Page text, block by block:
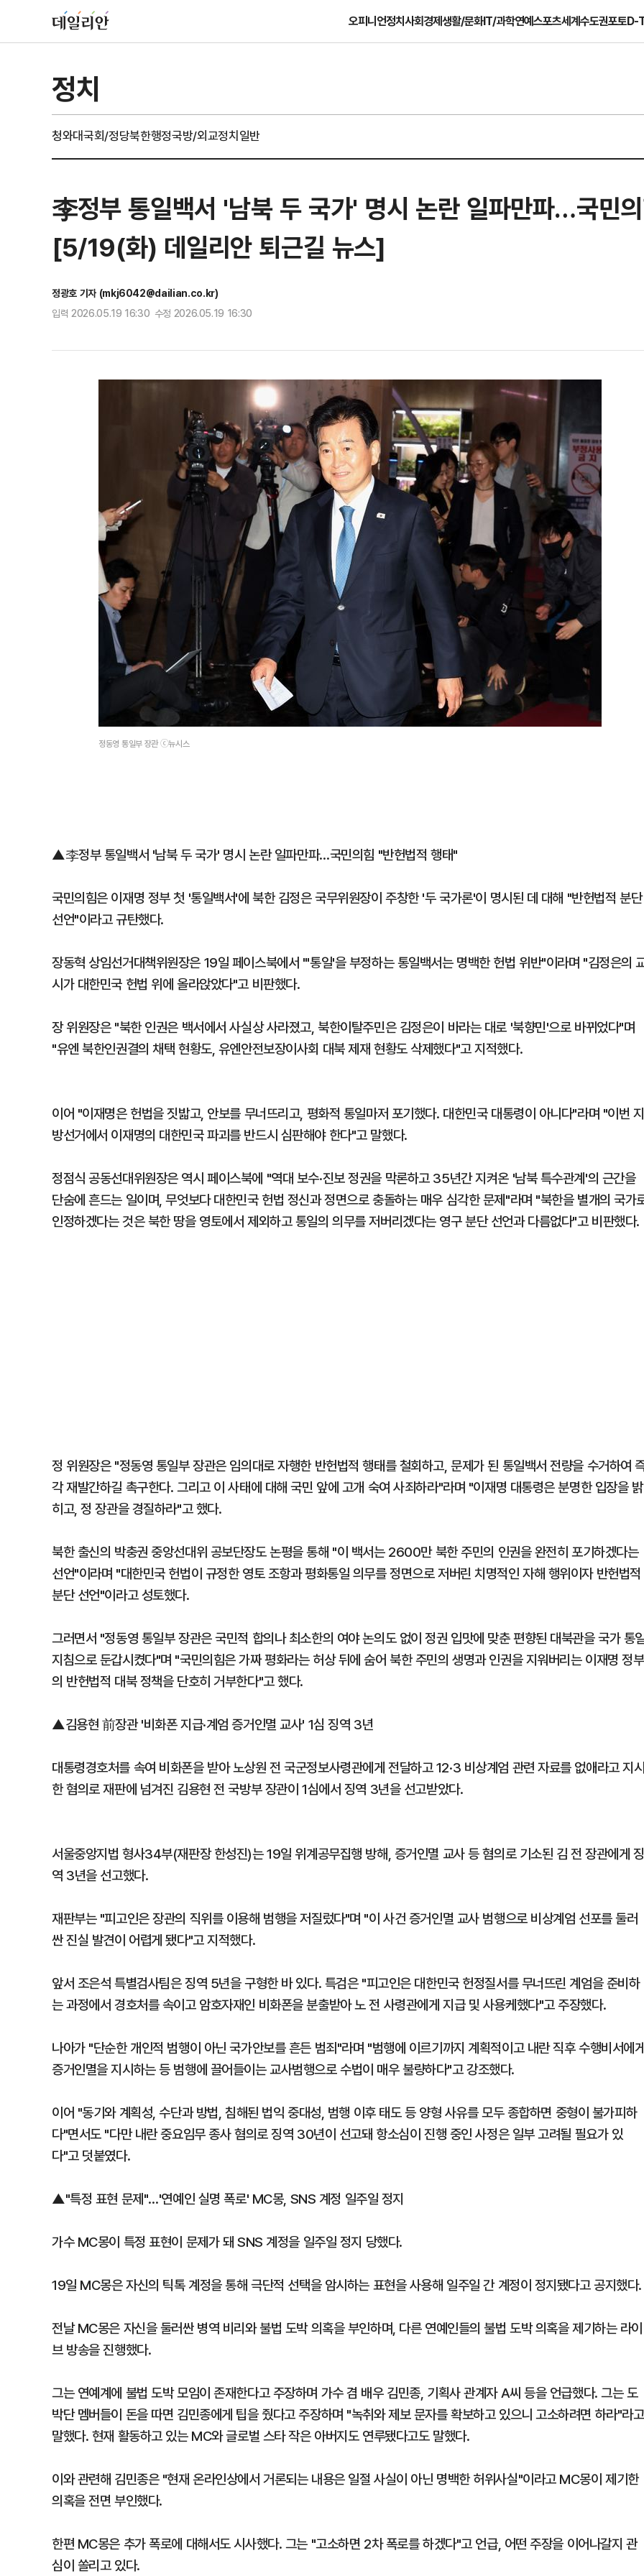
오피니언정치사회경제생활/문화IT/과학연예스포츠세계수도권포토D-
정치
청와대국회/정당북한행정국방/외교정치일반
李정부 통일백서 '남북 두 국가' 명시 논란 일파만파…국민
[5/19(화) 데일리안 퇴근길 뉴스]
정광호 기자 (mkj6042@dailian.co.kr)
입력 2026.05.19 16:30 수정 2026.05.19 16:30
정동영 통일부 장관 ⓒ뉴시스
▲李정부 통일백서 '남북 두 국가' 명시 논란 일파만파…국민의힘 "반헌법적 행태"
국민의힘은 이재명 정부 첫 '통일백서'에 북한 김정은 국무위원장이 주창한 '두 국가론'이 명시된 데 대해 "반헌법적 분단
선언"이라고 규탄했다.
장동혁 상임선거대책위원장은 19일 페이스북에서 "'통일'을 부정하는 통일백서는 명백한 헌법 위반"이라며 "김정은의
시가 대한민국 헌법 위에 올라앉았다"고 비판했다.
장 위원장은 "북한 인권은 백서에서 사실상 사라졌고, 북한이탈주민은 김정은이 바라는 대로 '북향민'으로 바뀌었다"며
"유엔 북한인권결의 채택 현황도, 유엔안전보장이사회 대북 제재 현황도 삭제했다"고 지적했다.
이어 "이재명은 헌법을 짓밟고, 안보를 무너뜨리고, 평화적 통일마저 포기했다. 대한민국 대통령이 아니다"라며 "이번 지
방선거에서 이재명의 대한민국 파괴를 반드시 심판해야 한다"고 말했다.
정점식 공동선대위원장은 역시 페이스북에 "역대 보수·진보 정권을 막론하고 35년간 지켜온 '남북 특수관계'의 근간을
단숨에 흔드는 일이며, 무엇보다 대한민국 헌법 정신과 정면으로 충돌하는 매우 심각한 문제"라며 "북한을 별개의 국가
인정하겠다는 것은 북한 땅을 영토에서 제외하고 통일의 의무를 저버리겠다는 영구 분단 선언과 다름없다"고 비판했다.
정 위원장은 "정동영 통일부 장관은 임의대로 자행한 반헌법적 행태를 철회하고, 문제가 된 통일백서 전량을 수거하여
각 재발간하길 촉구한다. 그리고 이 사태에 대해 국민 앞에 고개 숙여 사죄하라"라며 "이재명 대통령은 분명한 입장을 밝
히고, 정 장관을 경질하라"고 했다.
북한 출신의 박충권 중앙선대위 공보단장도 논평을 통해 "이 백서는 2600만 북한 주민의 인권을 완전히 포기하겠다는
선언"이라며 "대한민국 헌법이 규정한 영토 조항과 평화통일 의무를 정면으로 저버린 치명적인 자해 행위이자 반헌법적
분단 선언"이라고 성토했다.
그러면서 "정동영 통일부 장관은 국민적 합의나 최소한의 여야 논의도 없이 정권 입맛에 맞춘 편향된 대북관을 국가 통
지침으로 둔갑시켰다"며 "국민의힘은 가짜 평화라는 허상 뒤에 숨어 북한 주민의 생명과 인권을 지워버리는 이재명 정부
의 반헌법적 대북 정책을 단호히 거부한다"고 했다.
▲김용현 前장관 '비화폰 지급·계엄 증거인멸 교사' 1심 징역 3년
대통령경호처를 속여 비화폰을 받아 노상원 전 국군정보사령관에게 전달하고 12·3 비상계엄 관련 자료를 없애라고 지
한 혐의로 재판에 넘겨진 김용현 전 국방부 장관이 1심에서 징역 3년을 선고받았다.
서울중앙지법 형사34부(재판장 한성진)는 19일 위계공무집행 방해, 증거인멸 교사 등 혐의로 기소된 김 전 장관에게 징
역 3년을 선고했다.
재판부는 "피고인은 장관의 직위를 이용해 범행을 저질렀다"며 "이 사건 증거인멸 교사 범행으로 비상계엄 선포를 둘러
싼 진실 발견이 어렵게 됐다"고 지적했다.
앞서 조은석 특별검사팀은 징역 5년을 구형한 바 있다. 특검은 "피고인은 대한민국 헌정질서를 무너뜨린 계엄을 준비하
는 과정에서 경호처를 속이고 암호자재인 비화폰을 분출받아 노 전 사령관에게 지급 및 사용케했다"고 주장했다.
나아가 "단순한 개인적 범행이 아닌 국가안보를 흔든 범죄"라며 "범행에 이르기까지 계획적이고 내란 직후 수행비서에
증거인멸을 지시하는 등 범행에 끌어들이는 교사범행으로 수법이 매우 불량하다"고 강조했다.
이어 "동기와 계획성, 수단과 방법, 침해된 법익 중대성, 범행 이후 태도 등 양형 사유를 모두 종합하면 중형이 불가피하
다"면서도 "다만 내란 중요임무 종사 혐의로 징역 30년이 선고돼 항소심이 진행 중인 사정은 일부 고려될 필요가 있
다"고 덧붙였다.
▲"특정 표현 문제"…'연예인 실명 폭로' MC몽, SNS 계정 일주일 정지
가수 MC몽이 특정 표현이 문제가 돼 SNS 계정을 일주일 정지 당했다.
19일 MC몽은 자신의 틱톡 계정을 통해 극단적 선택을 암시하는 표현을 사용해 일주일 간 계정이 정지됐다고 공지했다.
전날 MC몽은 자신을 둘러싼 병역 비리와 불법 도박 의혹을 부인하며, 다른 연예인들의 불법 도박 의혹을 제기하는 라이
브 방송을 진행했다.
그는 연예계에 불법 도박 모임이 존재한다고 주장하며 가수 겸 배우 김민종, 기획사 관계자 A씨 등을 언급했다. 그는 도
박단 멤버들이 돈을 따면 김민종에게 팁을 줬다고 주장하며 "녹취와 제보 문자를 확보하고 있으니 고소하려면 하라"라고
말했다. 현재 활동하고 있는 MC와 글로벌 스타 작은 아버지도 연루됐다고도 말했다.
이와 관련해 김민종은 "현재 온라인상에서 거론되는 내용은 일절 사실이 아닌 명백한 허위사실"이라고 MC몽이 제기한
의혹을 전면 부인했다.
한편 MC몽은 추가 폭로에 대해서도 시사했다. 그는 "고소하면 2차 폭로를 하겠다"고 언급, 어떤 주장을 이어나갈지 관
심이 쏠리고 있다.